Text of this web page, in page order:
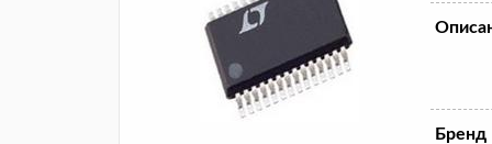
Бренд